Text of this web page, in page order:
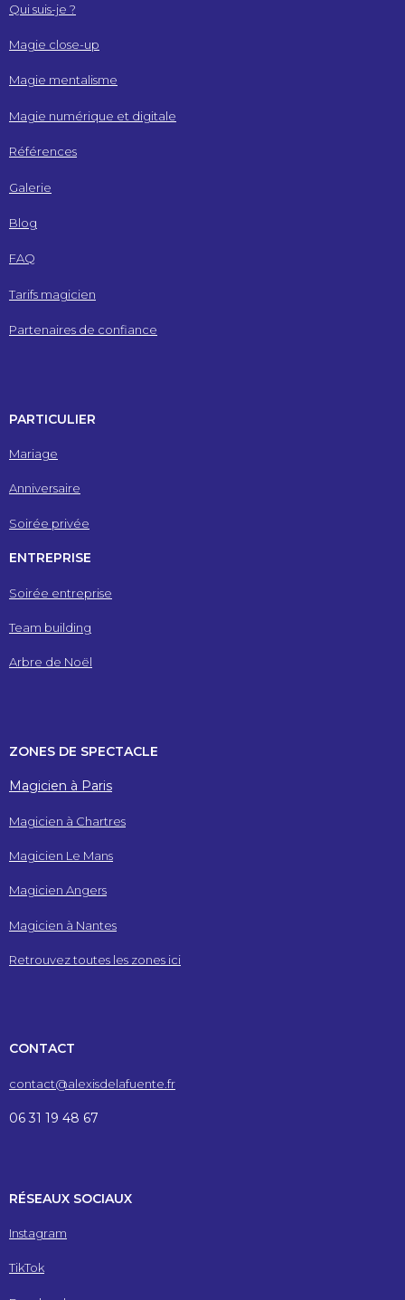
Qui suis-je ?
Magie close-up
Magie mentalisme
Magie numérique et digitale
Références
Galerie
Blog
FAQ
Tarifs magicien
Partenaires de confiance
PARTICULIER
Mariage
Anniversaire
Soirée privée
ENTREPRISE
Soirée entreprise
Team building
Arbre de Noël
ZONES DE SPECTACLE
Magicien à Paris
Magicien à Chartres
Magicien Le Mans
Magicien Angers
Magicien à Nantes
Retrouvez toutes les zones ici
CONTACT
contact@alexisdelafuente.fr
06 31 19 48 67
RÉSEAUX SOCIAUX
Instagram
TikTok